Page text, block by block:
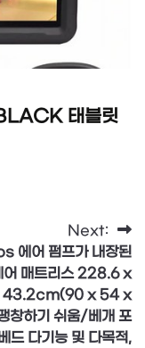
태블릿
Next:
에어 펌프가 내장된
어 매트리스 228.6 x
43.2cm(90 x 54 x
창하기 쉬움/베개 포
드 다기능 및 다목적,